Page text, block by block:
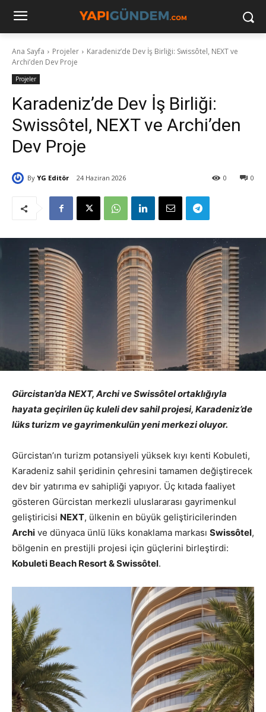
Ana Sayfa Projeler
Karadeniz’de Dev İş Birliği: Swissôtel, NEXT ve
Archi’den Dev Proje
Projeler
Karadeniz’de Dev İş Birliği:
Swissôtel, NEXT ve Archi’den
Dev Proje
By YG Editör 24 Haziran 2026 0
0
Gürcistan’da NEXT, Archi ve Swissôtel ortaklığıyla
hayata geçirilen üç kuleli dev sahil projesi, Karadeniz’de
lüks turizm ve gayrimenkulün yeni merkezi oluyor.
Gürcistan’ın turizm potansiyeli yüksek kıyı kenti Kobuleti,
Karadeniz sahil şeridinin çehresini tamamen değiştirecek
dev bir yatırıma ev sahipliği yapıyor. Üç kıtada faaliyet
gösteren Gürcistan merkezli uluslararası gayrimenkul
geliştiricisi NEXT, ülkenin en büyük geliştiricilerinden
Archi ve dünyaca ünlü lüks konaklama markası Swissôtel,
bölgenin en prestijli projesi için güçlerini birleştirdi:
Kobuleti Beach Resort & Swissôtel.